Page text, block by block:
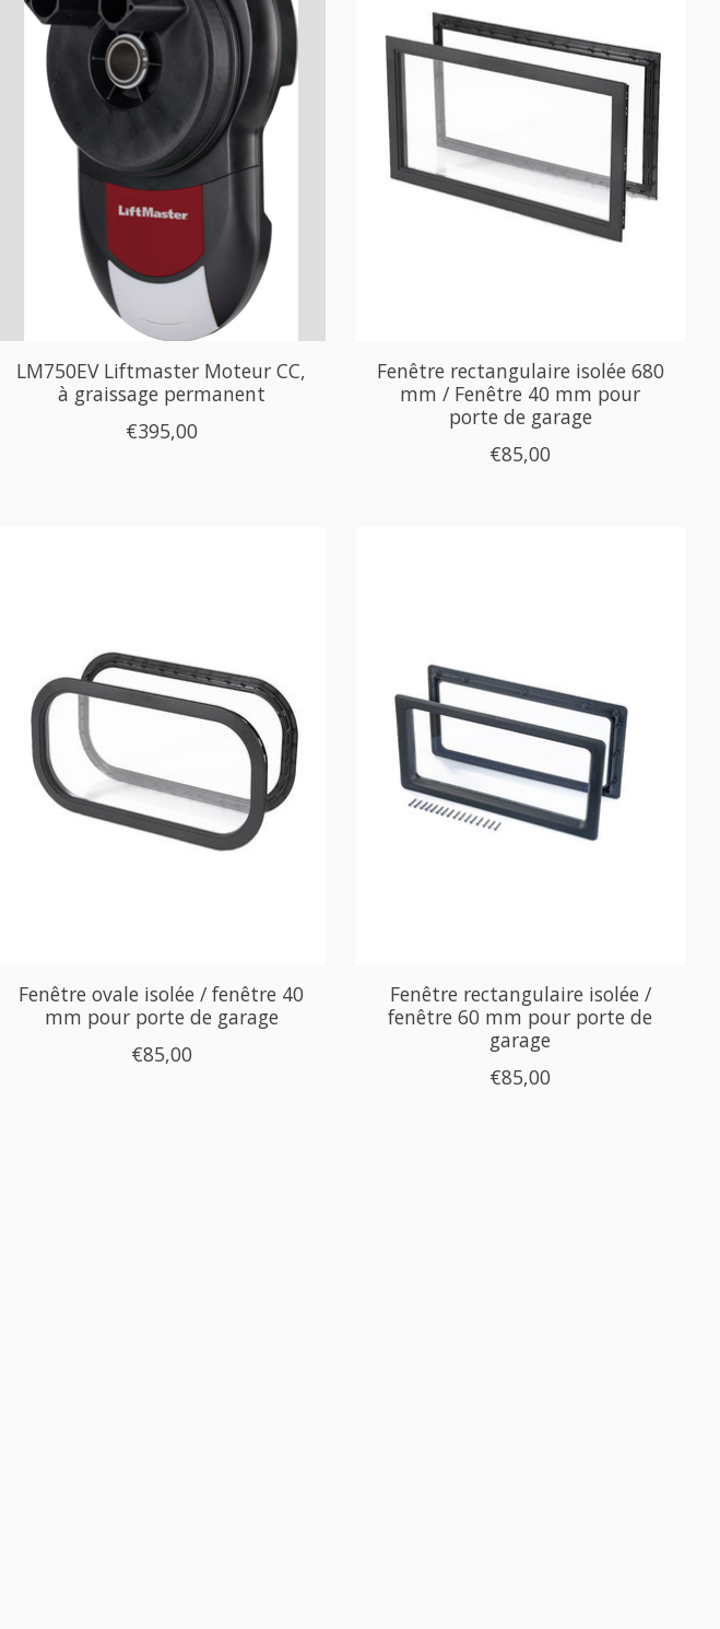
LM750EV Liftmaster Moteur CC,
à graissage permanent
€395,00
Fenêtre rectangulaire isolée 680
mm / Fenêtre 40 mm pour
porte de garage
€85,00
Fenêtre ovale isolée / fenêtre 40
mm pour porte de garage
€85,00
Fenêtre rectangulaire isolée /
fenêtre 60 mm pour porte de
garage
€85,00